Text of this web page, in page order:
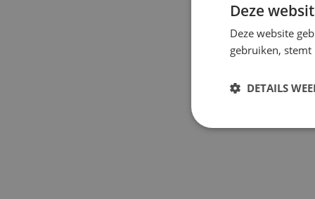
Deze
Deze website
gebruiken,
DETAILS